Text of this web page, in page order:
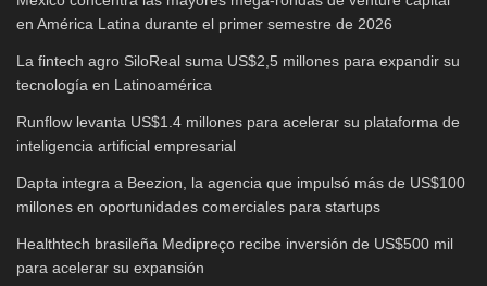
en América Latina durante el primer semestre de 2026
La fintech agro SiloReal suma US$2,5 millones para expandir su
tecnología en Latinoamérica
Runflow levanta US$1.4 millones para acelerar su plataforma de
inteligencia artificial empresarial
Dapta integra a Beezion, la agencia que impulsó más de US$100
millones en oportunidades comerciales para startups
Healthtech brasileña Medipreço recibe inversión de US$500 mil
para acelerar su expansión